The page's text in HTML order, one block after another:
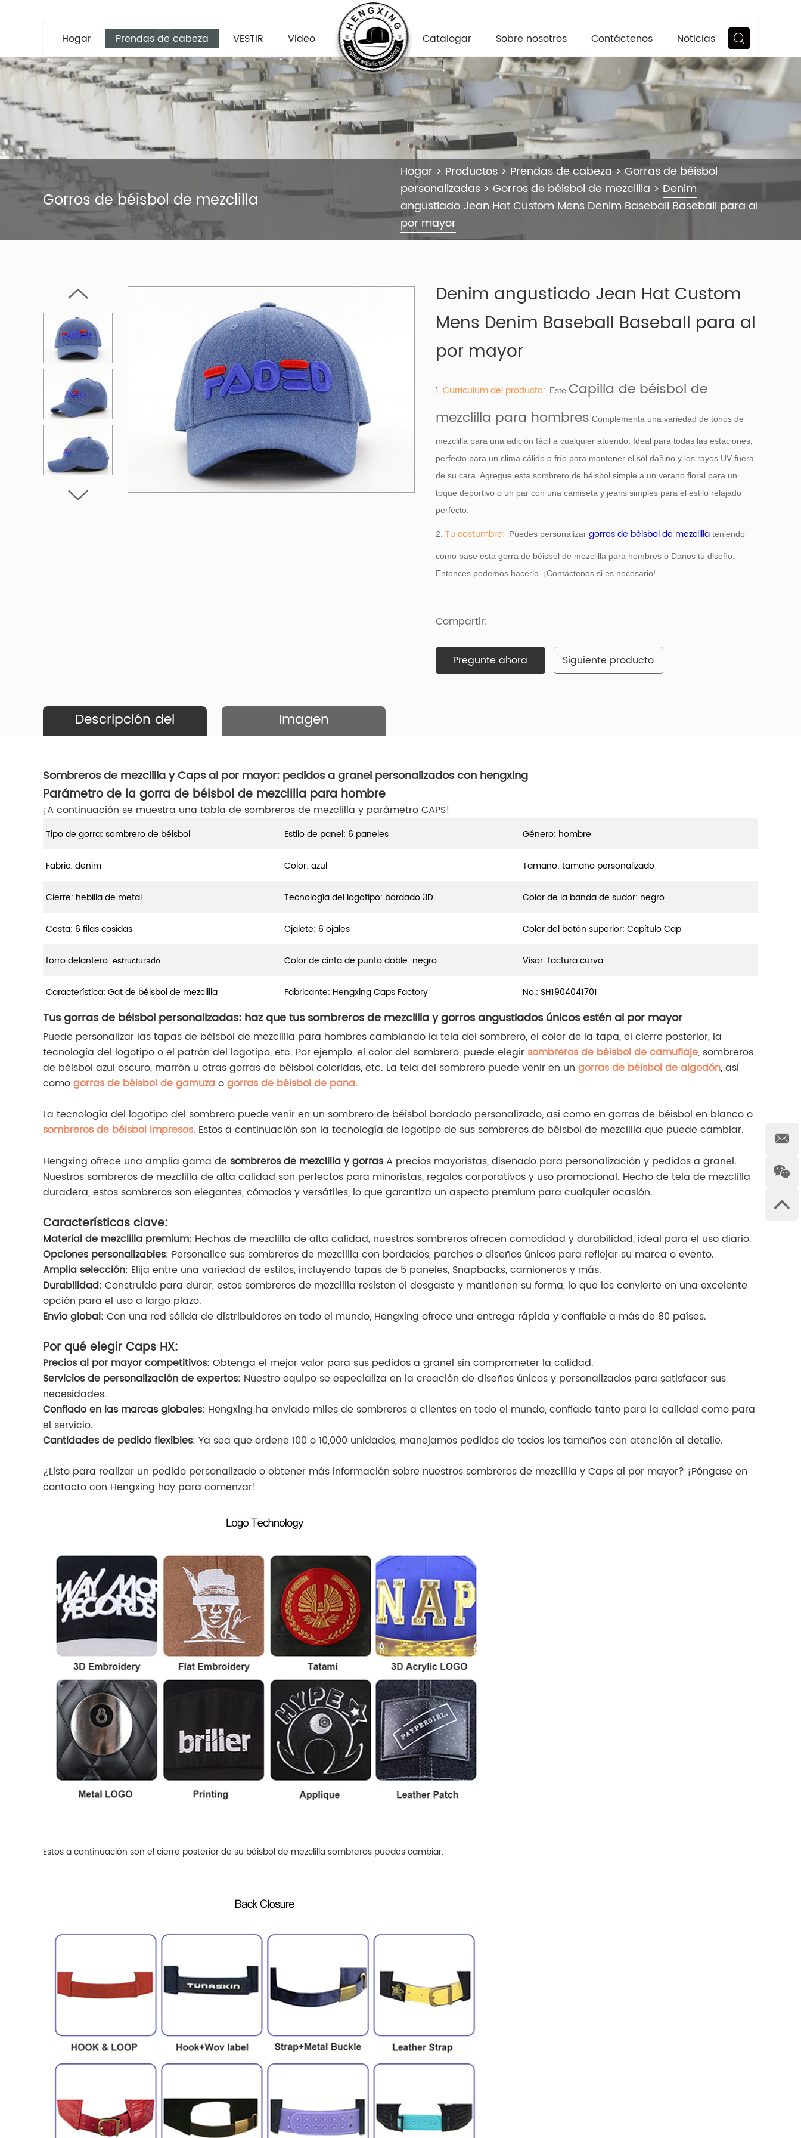
Hogar Prendas de cabeza VESTIR Video Catalogar Sobre nosotros Contáctenos Noticias
Gorros de béisbol de mezclilla
Hogar > Productos > Prendas de cabeza>Gorras de béisbol
personalizadas > Gorros de béisbol de mezclilla > Denim
angustiado Jean Hat Custom Mens Denim Baseball Baseball para al
por mayor
Denim angustiado Jean Hat Custom
Mens Denim Baseball Baseball para al
por mayor
1.Currículum del producto: Este Capilla de béisbol de
mezclilla para hombres Complementa una variedad de tonos de
mezclilla para una adición fácil a cualquier atuendo. Ideal para todas las estaciones,
perfecto para un clima cálido o frío para mantener el sol dañino y los rayos UV fuera
de su cara. Agregue esta sombrero de béisbol simple a un verano floral para un
toque deportivo o un par con una camiseta y jeans simples para el estilo relajado
perfecto.
2. Tu costumbre: Puedes personalizar gorros de béisbol de mezclilla teniendo
como base esta gorra de béisbol de mezclilla para hombres o Danos tu diseño.
Entonces podemos hacerlo. ¡Contáctenos si es necesario!
Compartir:
Pregunte ahora Siguiente producto
Descripción del
Imagen
Sombreros de mezclilla y Caps al por mayor: pedidos a granel personalizados con hengxing
Parámetro de la gorra de béisbol de mezclilla para hombre
¡A continuación se muestra una tabla de sombreros de mezclilla y parámetro CAPS!
Tipo de gorra: sombrero de béisbol Estilo de panel: 6 paneles Género: hombre
Fabric: denim Color: azul Tamaño: tamaño personalizado
Cierre: hebilla de metal Tecnología del logotipo: bordado 3D Color de la banda de sudor: negro
Costa: 6 filas cosidas Ojalete: 6 ojales Color del botón superior: Capítulo Cap
forro delantero: estructurado Color de cinta de punto doble: negro Visor: factura curva
Característica: Gat de béisbol de mezclilla Fabricante: Hengxing Caps Factory No.: SH1904041701
Tus gorras de béisbol personalizadas: haz que tus sombreros de mezclilla y gorros angustiados únicos estén al por mayor
Puede personalizar las tapas de béisbol de mezclilla para hombres cambiando la tela del sombrero, el color de la tapa, el cierre posterior, la
tecnología del logotipo o el patrón del logotipo, etc. Por ejemplo, el color del sombrero, puede elegir sombreros de béisbol de camuflaje, sombreros
de béisbol azul oscuro, marrón u otras gorras de béisbol coloridas, etc. La tela del sombrero puede venir en un gorras de béisbol de algodón, así
comogorras de béisbol de gamuzaogorras de béisbol de pana.
La tecnología del logotipo del sombrero puede venir en un sombrero de béisbol bordado personalizado, así como en gorras de béisbol en blanco o
sombreros de béisbol impresos. Estos a continuación son la tecnología de logotipo de sus sombreros de béisbol de mezclilla que puede cambiar.
Hengxing ofrece una amplia gama de sombreros de mezclilla y gorrasA precios mayoristas, diseñado para personalización y pedidos a granel.
Nuestros sombreros de mezclilla de alta calidad son perfectos para minoristas, regalos corporativos y uso promocional. Hecho de tela de mezclilla
duradera, estos sombreros son elegantes, cómodos y versátiles, lo que garantiza un aspecto premium para cualquier ocasión.
Características clave:
Material de mezclilla premium: Hechas de mezclilla de alta calidad, nuestros sombreros ofrecen comodidad y durabilidad, ideal para el uso diario.
Opciones personalizables: Personalice sus sombreros de mezclilla con bordados, parches o diseños únicos para reflejar su marca o evento.
Amplia selección: Elija entre una variedad de estilos, incluyendo tapas de 5 paneles, Snapbacks, camioneros y más.
Durabilidad: Construido para durar, estos sombreros de mezclilla resisten el desgaste y mantienen su forma, lo que los convierte en una excelente
opción para el uso a largo plazo.
Envío global: Con una red sólida de distribuidores en todo el mundo, Hengxing ofrece una entrega rápida y confiable a más de 80 países.
Por qué elegir Caps HX:
Precios al por mayor competitivos: Obtenga el mejor valor para sus pedidos a granel sin comprometer la calidad.
Servicios de personalización de expertos: Nuestro equipo se especializa en la creación de diseños únicos y personalizados para satisfacer sus
necesidades.
Confiado en las marcas globales: Hengxing ha enviado miles de sombreros a clientes en todo el mundo, confiado tanto para la calidad como para
el servicio.
Cantidades de pedido flexibles: Ya sea que ordene 100 o 10,000 unidades, manejamos pedidos de todos los tamaños con atención al detalle.
¿Listo para realizar un pedido personalizado o obtener más información sobre nuestros sombreros de mezclilla y Caps al por mayor? ¡Póngase en
contacto con Hengxing hoy para comenzar!
Estos a continuación son el cierre posterior de su béisbol de mezclillasombreros puedes cambiar.